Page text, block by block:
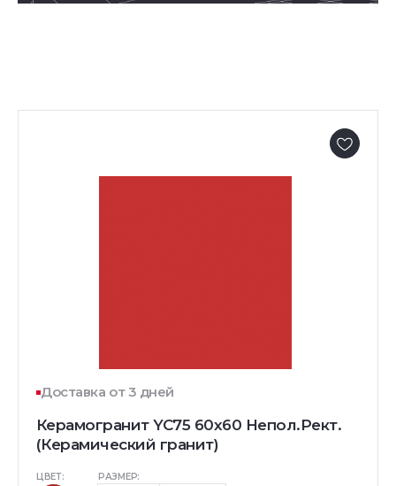
Доставка от 3 дней
Керамогранит YC75 60x60 Непол.Рект.
(Керамический гранит)
ЦВЕТ: РАЗМЕР: